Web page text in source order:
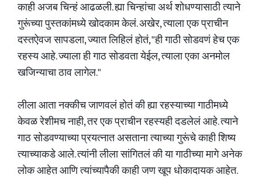
काही अजब चिन्हं आढळली. ह्या चिन्हांचा अर्थ शोधण्यासाठी त्याने
गुरूंच्या पुस्तकांमध्ये खोदकाम केलं. अखेर, त्याला एक प्राचीन
दस्तऐवज सापडला, ज्यात लिहिलं होतं, "ही गाठी सोडवणं हेच एक
रहस्य आहे. ज्याला ही गाठ सोडवता येईल, त्याला एका अनमोल
खजिन्याचा ठाव लागेल."
लीला आता नक्कीच जाणवलं होतं की ह्या रहस्याच्या गाठीमध्ये
केवळ रेशीमच नाही, तर एक प्राचीन रहस्यही दडलेलं आहे. त्याने
गाठ सोडवण्याच्या प्रयत्नात असताना त्याच्या गुरूंचे काही शिष्य
त्याच्याकडे आले. त्यांनी लीला सांगितलं की या गाठीच्या मागे अनेक
लोक आहेत आणि त्यांच्यापैकी काही जण खूप धोकादायक आहेत.